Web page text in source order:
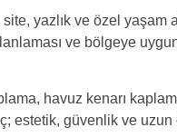
yazlık ve özel yaşam
ve bölgeye
havuz kenarı
güvenlik ve uzun